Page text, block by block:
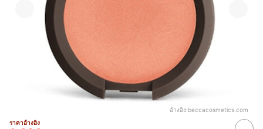
อ้างอิง:beccacosmetics.com
ราคาอ้างอิง